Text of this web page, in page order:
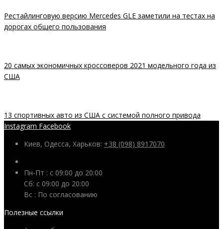
Рестайлинговую версию Mercedes GLE заметили на тестах на
дорогах общего пользования
20 самых экономичных кроссоверов 2021 модельного года из
США
13 спортивных авто из США с системой полного привода
Instagram Facebook
Киев, Одесса, Харьков: +38 (098) 8917070
Пн-Пт : с 09:00 до 20:00
Сб: c 09:00 до 20:00
Вс : По согласованию
Полезные ссылки